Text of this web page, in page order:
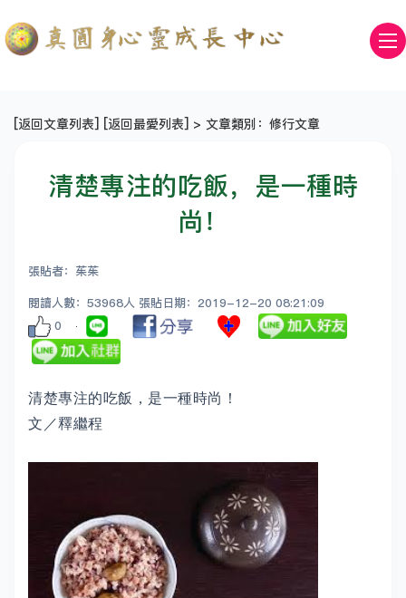
[返回文章列表] [返回最愛列表] > 文章類別：修行文章
清楚專注的吃飯，是一種時
尚！
張貼者：茱茱
閱讀人數：53968人 張貼日期：2019-12-20 08:21:09
0
清楚專注的吃飯，是一種時尚！
文／釋繼程